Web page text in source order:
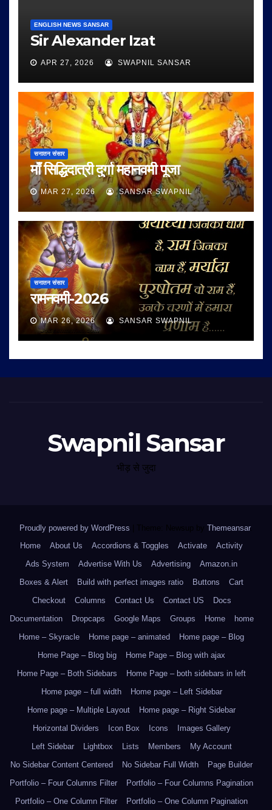
ENGLISH NEWS SANSAR
Sir Alexander Izat
APR 27, 2026 SWAPNIL SANSAR
सनातन संसार
माँ सिद्धिदात्री दुर्गा महानवमी पूजा
MAR 27, 2026 SANSAR SWAPNIL
सनातन संसार
रामनवमी-2026
MAR 26, 2026 SANSAR SWAPNIL
Swapnil Sansar
भीड़ से जुदा
Proudly powered by WordPress Theme: Newsup by Themeansar.
Home
About Us Accordions & Toggles Activate
Activity
Ads System
Advertise With Us Advertising
Amazon.in
Boxes & Alert
Build with perfect images ratio Buttons
Cart
Checkout
Columns Contact Us Contact US
Docs
Documentation
Dropcaps Google Maps Groups Home
home
Home – Skyracle
Home page – animated
Home page – Blog
Home Page – Blog big
Home Page – Blog with ajax
Home Page – Both Sidebars
Home Page – both sidebars in left
Home page – full width
Home page – Left Sidebar
Home page – Multiple Layout
Home page – Right Sidebar
Horizontal Dividers
Icon Box Icons
Images Gallery
Left Sidebar
Lightbox Lists Members
My Account
No Sidebar Content Centered
No Sidebar Full Width
Page Builder
Portfolio – Four Columns Filter
Portfolio – Four Columns Pagination
Portfolio – One Column Filter
Portfolio – One Column Pagination